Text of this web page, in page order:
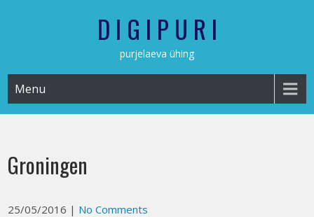
D I G I P U R I
purjelaeva ühing
Menu
Groningen
25/05/2016 | No Comments